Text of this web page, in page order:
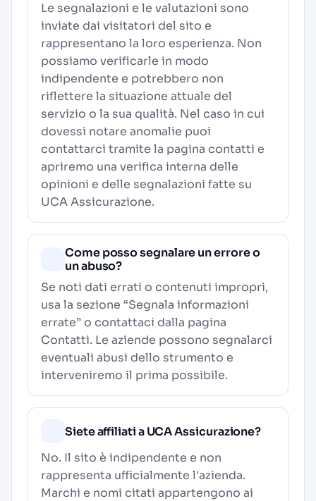
Le segnalazioni e le valutazioni sono
inviate dai visitatori del sito e
rappresentano la loro esperienza. Non
possiamo verificarle in modo
indipendente e potrebbero non
riflettere la situazione attuale del
servizio o la sua qualità. Nel caso in cui
dovessi notare anomalie puoi
contattarci tramite la pagina contatti e
apriremo una verifica interna delle
opinioni e delle segnalazioni fatte su
UCA Assicurazione.
Come posso segnalare un errore o
un abuso?
Se noti dati errati o contenuti impropri,
usa la sezione “Segnala informazioni
errate” o contattaci dalla pagina
Contatti. Le aziende possono segnalarci
eventuali abusi dello strumento e
interveniremo il prima possibile.
Siete affiliati a UCA Assicurazione?
No. Il sito è indipendente e non
rappresenta ufficialmente l'azienda.
Marchi e nomi citati appartengono ai